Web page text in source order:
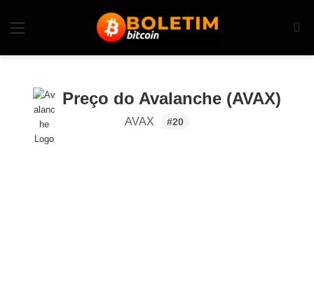
Preço do Avalanche (AVAX)
AVAX #20